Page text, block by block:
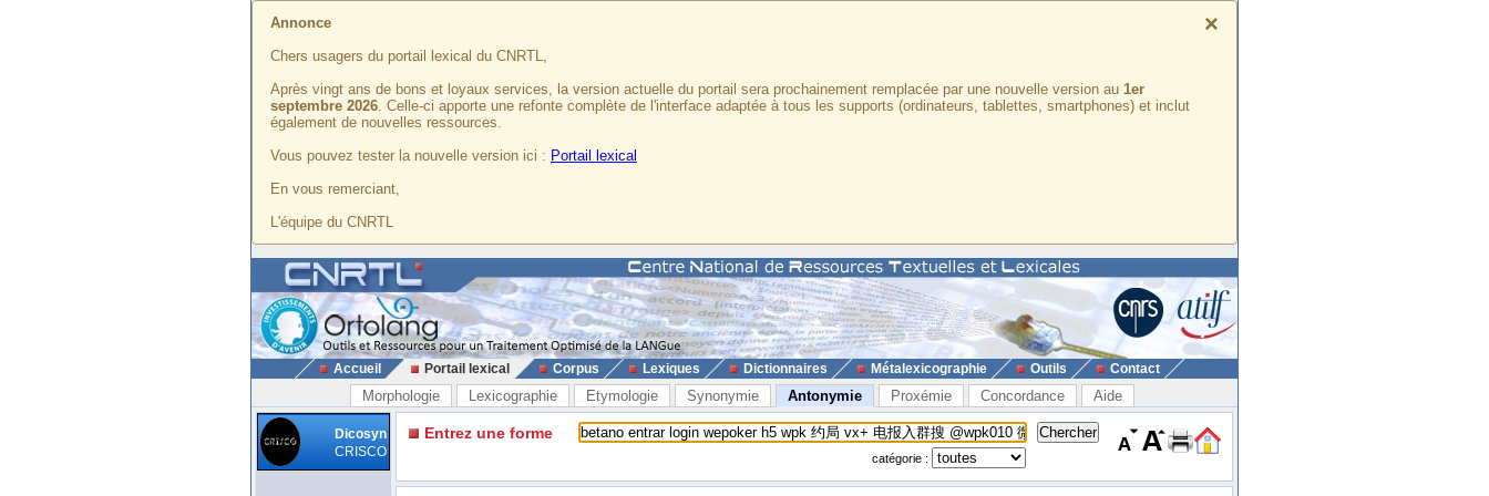
×
Annonce
Chers usagers du portail lexical du CNRTL,
Après vingt ans de bons et loyaux services, la version actuelle du portail sera prochainement remplacée par une nouvelle version au 1er
septembre 2026. Celle-ci apporte une refonte complète de l'interface adaptée à tous les supports (ordinateurs, tablettes, smartphones) et inclut
également de nouvelles ressources.
Vous pouvez tester la nouvelle version ici : Portail lexical
En vous remerciant,
L'équipe du CNRTL
Accueil Portail lexical Corpus Lexiques Dictionnaires Métalexicographie Outils Contact
Morphologie Lexicographie Etymologie Synonymie Antonymie Proxémie Concordance Aide
Dicosyn
CRISCO
Entrez une forme
catégorie :